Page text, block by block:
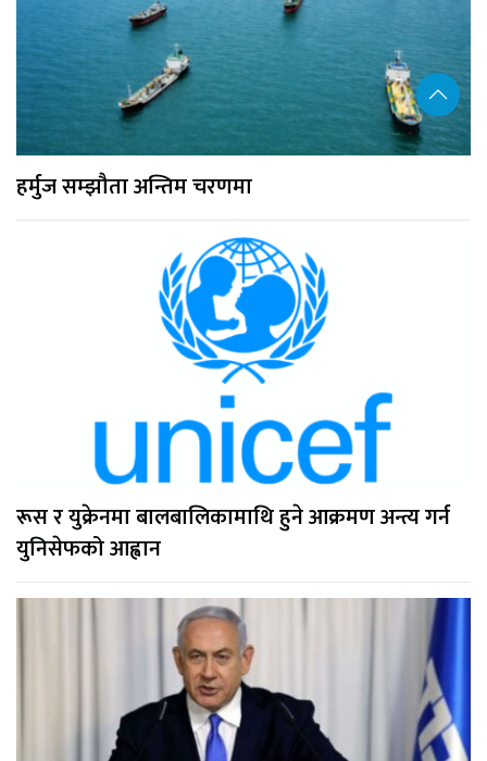
हर्मुज सम्झौता अन्तिम चरणमा
रूस र युक्रेनमा बालबालिकामाथि हुने आक्रमण अन्त्य गर्न
युनिसेफको आह्वान